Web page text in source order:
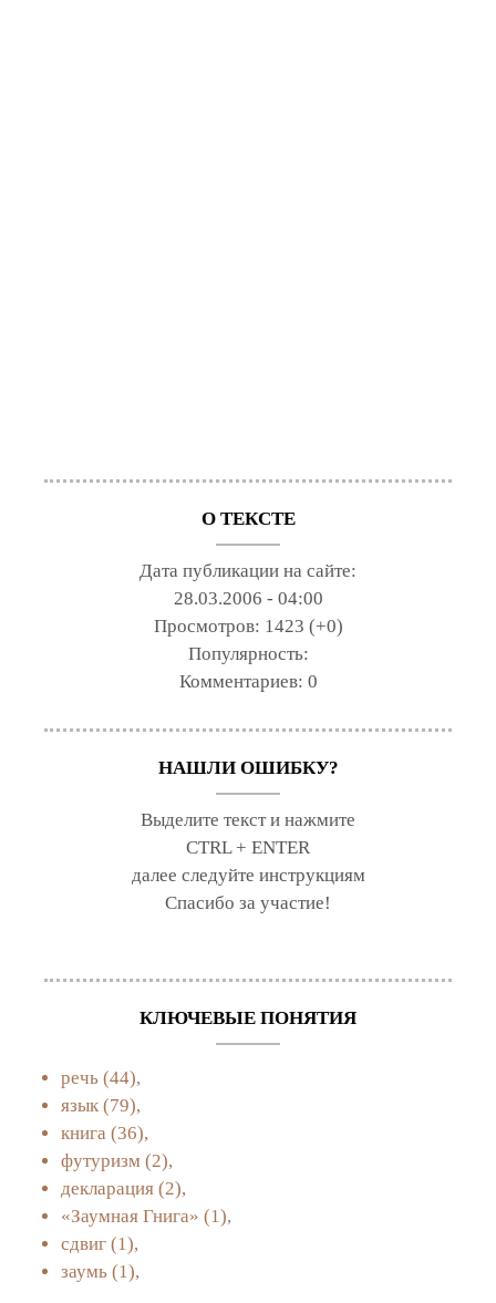
О ТЕКСТЕ
Дата публикации на сайте:
28.03.2006 - 04:00
Просмотров: 1423 (+0)
Популярность:
Комментариев: 0
НАШЛИ ОШИБКУ?
Выделите текст и нажмите
CTRL + ENTER
далее следуйте инструкциям
Спасибо за участие!
КЛЮЧЕВЫЕ ПОНЯТИЯ
речь (44),
язык (79),
книга (36),
футуризм (2),
декларация (2),
«Заумная Гнига» (1),
сдвиг (1),
заумь (1),